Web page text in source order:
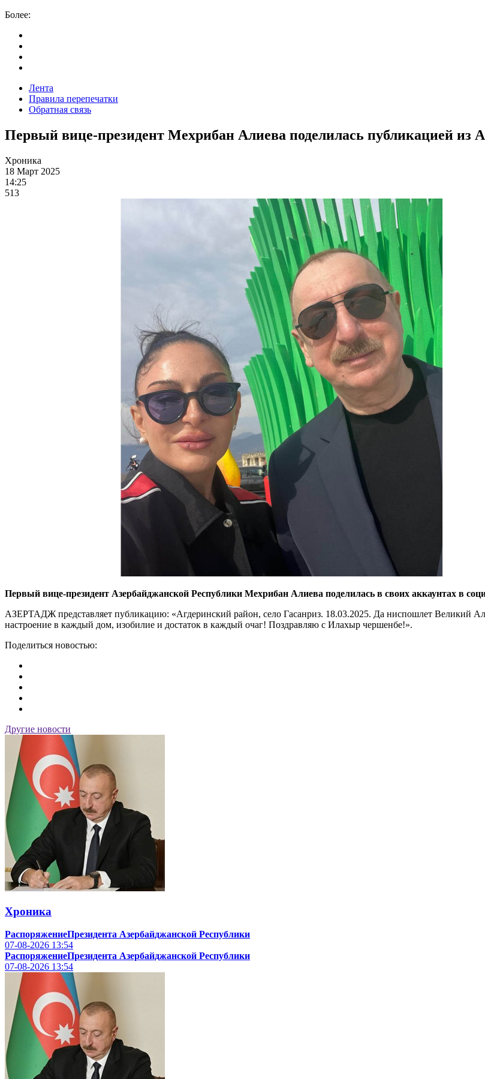
Более:
Лента
Правила перепечатки
Обратная связь
Первый вице-президент Мехрибан Алиева поделилась публикацией из
Хроника
18 Март 2025
14:25
513
Первый вице-президент Азербайджанской Республики Мехрибан Алиева поделилась в своих аккаунтах в
АЗЕРТАДЖ представляет публикацию: «Агдеринский район, село Гасанриз. 18.03.2025. Да ниспошлет Великий
настроение в каждый дом, изобилие и достаток в каждый очаг! Поздравляю с Илахыр чершенбе!».
Поделиться новостью:
Другие новости
Хроника
РаспоряжениеПрезидента Азербайджанской Республики
07-08-2026 13:54
РаспоряжениеПрезидента Азербайджанской Республики
07-08-2026 13:54